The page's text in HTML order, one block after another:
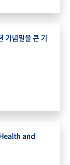
기념일을 큰 기
and